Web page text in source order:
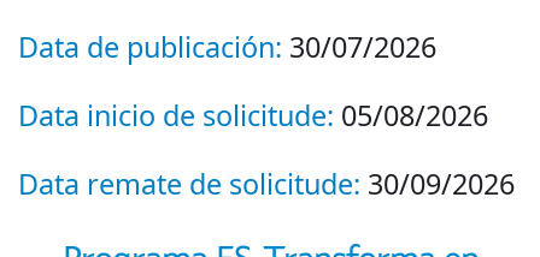
Data de publicación: 30/07/2026
Data inicio de solicitude: 05/08/2026
Data remate de solicitude: 30/09/2026